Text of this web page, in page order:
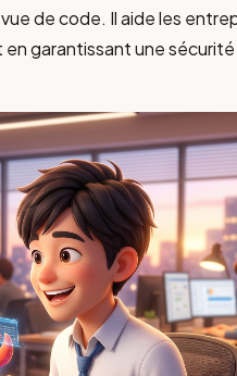
de code. Il aide les
garantissant une sécurité